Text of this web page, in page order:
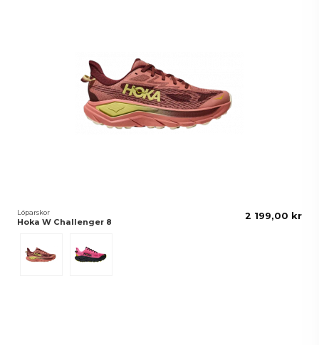
Löparskor
Hoka W Challenger 8
2 199,00 kr